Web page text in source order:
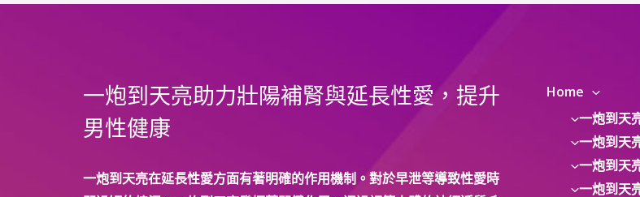
效？
正
確
服
方
一炮到天亮助力壯陽補腎與延長性愛，提升
男性健康
一炮到天亮在延長性愛方面有著明確的作用機制。對於早泄等導致性愛時
Home
一炮到天
一炮到天
一炮到天
一炮到天